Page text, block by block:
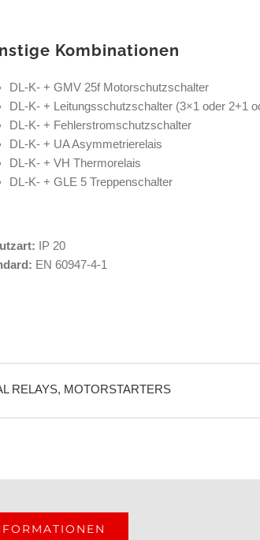
Kombinationen
DL-K- + GMV 25f Motorschutzschalter
DL-K- + Leitungsschutzschalter (3×1 oder 2+1
DL-K- + Fehlerstromschutzschalter
DL-K- + UA Asymmetrierelais
DL-K- + VH Thermorelais
DL-K- + GLE 5 Treppenschalter
IP 20
EN 60947-4-1
RELAYS, MOTORSTARTERS